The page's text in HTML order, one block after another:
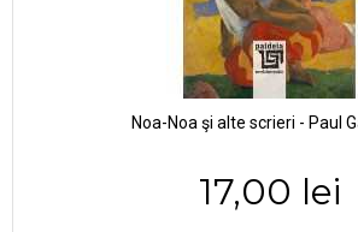
Noa-Noa şi alte scrieri - Paul
17,00 lei